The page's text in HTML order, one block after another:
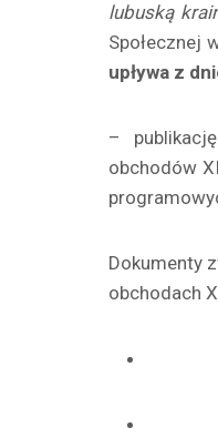
lubuską
Społecznej
upływa z
–
obchodów
Dokumenty
obchodach